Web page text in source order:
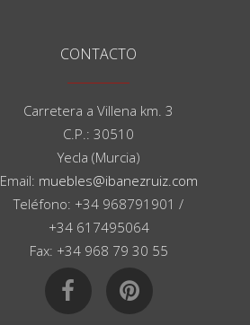
CONTACTO
Carretera a Villena km. 3
C.P.: 30510
Yecla (Murcia)
Email: muebles@ibanezruiz.com
Teléfono: +34 968791901 /
+34 617495064
Fax: +34 968 79 30 55